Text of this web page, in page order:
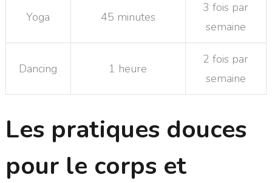
Yoga 45 minutes
3 fois par
semaine
Dancing 1 heure
2 fois par
semaine
Les pratiques douces
pour le corps et